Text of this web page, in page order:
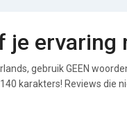
je ervaring
gebruik GEEN
karakters! Reviews die